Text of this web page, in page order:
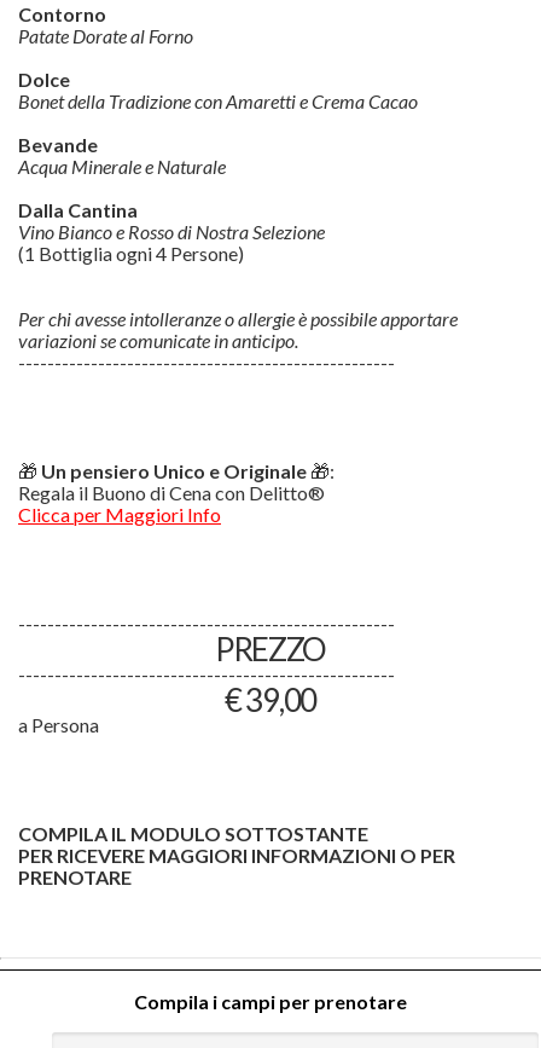
Contorno
Patate Dorate al Forno
Dolce
Bonet della Tradizione con Amaretti e Crema Cacao
Bevande
Acqua Minerale e Naturale
Dalla Cantina
Vino Bianco e Rosso di Nostra Selezione
(1 Bottiglia ogni 4 Persone)
Per chi avesse intolleranze o allergie è possibile apportare
variazioni se comunicate in anticipo.
----------------------------------------------------
🎁 Un pensiero Unico e Originale 🎁:
Regala il Buono di Cena con Delitto®
Clicca per Maggiori Info
----------------------------------------------------
PREZZO
----------------------------------------------------
€ 39,00
a Persona
COMPILA IL MODULO SOTTOSTANTE
PER RICEVERE MAGGIORI INFORMAZIONI O PER
PRENOTARE
Compila i campi per prenotare